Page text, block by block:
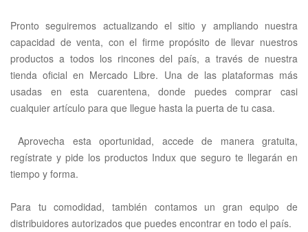
Pronto seguiremos actualizando el sitio y ampliando nuestra
capacidad de venta, con el firme propósito de llevar nuestros
productos a todos los rincones del país, a través de nuestra
tienda oficial en Mercado Libre. Una de las plataformas más
usadas en esta cuarentena, donde puedes comprar casi
cualquier artículo para que llegue hasta la puerta de tu casa.
Aprovecha esta oportunidad, accede de manera gratuita,
regístrate y pide los productos Indux que seguro te llegarán en
tiempo y forma.
Para tu comodidad, también contamos un gran equipo de
distribuidores autorizados que puedes encontrar en todo el país.